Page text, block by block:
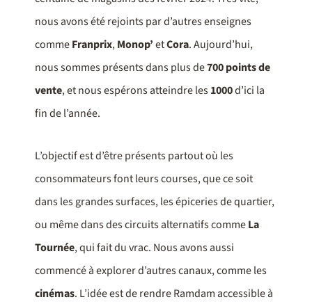
nous avons été rejoints par d’autres enseignes
commeFranprix,Monop’etCora. Aujourd’hui,
nous sommes présents dans plus de700 points de
vente, et nous espérons atteindre les1000d’ici la
fin de l’année.
L’objectif est d’être présents partout où les
consommateurs font leurs courses, que ce soit
dans les grandes surfaces, les épiceries de quartier,
ou même dans des circuits alternatifs commeLa
Tournée, qui fait du vrac. Nous avons aussi
commencé à explorer d’autres canaux, comme les
cinémas. L’idée est de rendre Ramdam accessible à